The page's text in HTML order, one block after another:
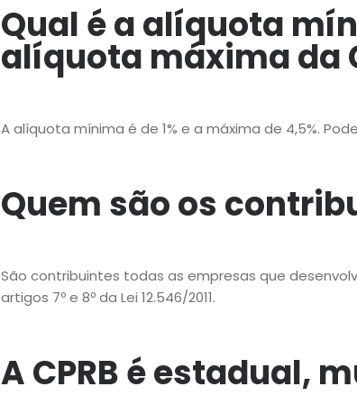
Qual é a alíquota
alíquota máxima da
A alíquota mínima é de 1% e a máxima de 4,5%.
Quem são os
São contribuintes todas as empresas que
artigos 7º e 8º da Lei 12.546/2011.
A CPRB é estadual,